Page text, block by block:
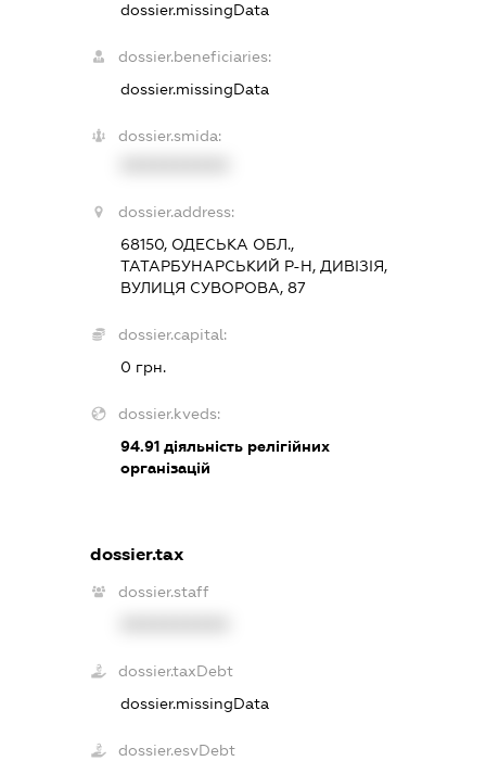
dossier.missingData
dossier.beneficiaries:
dossier.missingData
dossier.smida:
dossier.address:
68150, ОДЕСЬКА ОБЛ.,
ТАТАРБУНАРСЬКИЙ Р-Н, ДИВІЗІЯ,
ВУЛИЦЯ СУВОРОВА, 87
dossier.capital:
0 грн.
dossier.kveds:
94.91діяльність релігійних
організацій
dossier.tax
dossier.staff
dossier.taxDebt
dossier.missingData
dossier.esvDebt